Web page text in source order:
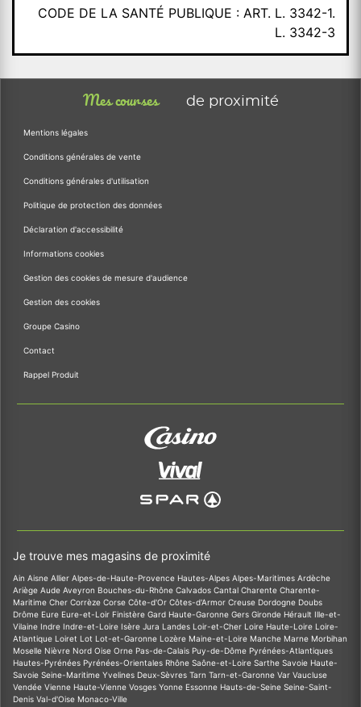
CODE DE LA SANTÉ PUBLIQUE : ART. L. 3342-1.
L. 3342-3
Mes courses de proximité
Mentions légales
Conditions générales de vente
Conditions générales d'utilisation
Politique de protection des données
Déclaration d'accessibilité
Informations cookies
Gestion des cookies de mesure d'audience
Gestion des cookies
Groupe Casino
Contact
Rappel Produit
Je trouve mes magasins de proximité
Ain Aisne Allier Alpes-de-Haute-Provence Hautes-Alpes Alpes-Maritimes Ardèche
Ariège Aude Aveyron Bouches-du-Rhône Calvados Cantal Charente Charente-
Maritime Cher Corrèze Corse Côte-d'Or Côtes-d'Armor Creuse Dordogne Doubs
Drôme Eure Eure-et-Loir Finistère Gard Haute-Garonne Gers Gironde Hérault Ille-et-
Vilaine Indre Indre-et-Loire Isère Jura Landes Loir-et-Cher Loire Haute-Loire Loire-
Atlantique Loiret Lot Lot-et-Garonne Lozère Maine-et-Loire Manche Marne Morbihan
Moselle Nièvre Nord Oise Orne Pas-de-Calais Puy-de-Dôme Pyrénées-Atlantiques
Hautes-Pyrénées Pyrénées-Orientales Rhône Saône-et-Loire Sarthe Savoie Haute-
Savoie Seine-Maritime Yvelines Deux-Sèvres Tarn Tarn-et-Garonne Var Vaucluse
Vendée Vienne Haute-Vienne Vosges Yonne Essonne Hauts-de-Seine Seine-Saint-
Denis Val-d'Oise Monaco-Ville